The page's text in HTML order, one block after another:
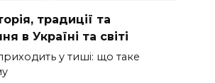
традиції та
в Україні та світі
у тиші: що таке